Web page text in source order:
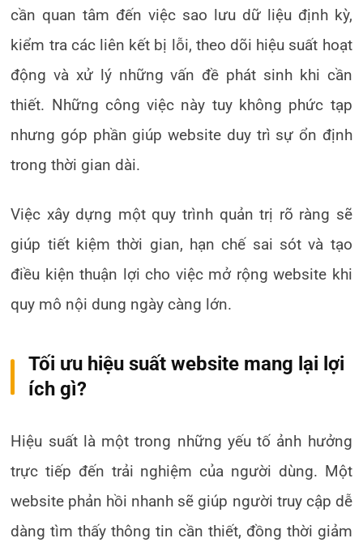
cần quan tâm đến việc sao lưu dữ liệu định kỳ,
kiểm tra các liên kết bị lỗi, theo dõi hiệu suất hoạt
động và xử lý những vấn đề phát sinh khi cần
thiết. Những công việc này tuy không phức tạp
nhưng góp phần giúp website duy trì sự ổn định
trong thời gian dài.
Việc xây dựng một quy trình quản trị rõ ràng sẽ
giúp tiết kiệm thời gian, hạn chế sai sót và tạo
điều kiện thuận lợi cho việc mở rộng website khi
quy mô nội dung ngày càng lớn.
Tối ưu hiệu suất website mang lại lợi
ích gì?
Hiệu suất là một trong những yếu tố ảnh hưởng
trực tiếp đến trải nghiệm của người dùng. Một
website phản hồi nhanh sẽ giúp người truy cập dễ
dàng tìm thấy thông tin cần thiết, đồng thời giảm